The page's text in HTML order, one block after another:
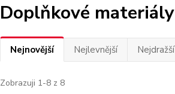
Doplňkové materiály
Nejnovější Nejlevnější Nejdražší
Zobrazuji 1-8 z 8